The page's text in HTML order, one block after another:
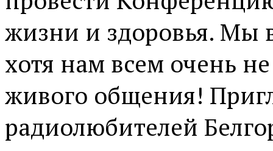
жизни и здоровья. Мы
хотя нам всем очень
живого общения!
радиолюбителей